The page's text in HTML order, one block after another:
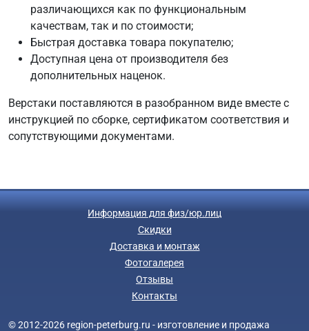
различающихся как по функциональным
качествам, так и по стоимости;
Быстрая доставка товара покупателю;
Доступная цена от производителя без
дополнительных наценок.
Верстаки поставляются в разобранном виде вместе с
инструкцией по сборке, сертификатом соответствия и
сопутствующими документами.
Информация для физ/юр.лиц
Скидки
Доставка и монтаж
Фотогалерея
Отзывы
Контакты
© 2012-2026 region-peterburg.ru - изготовление и продажа